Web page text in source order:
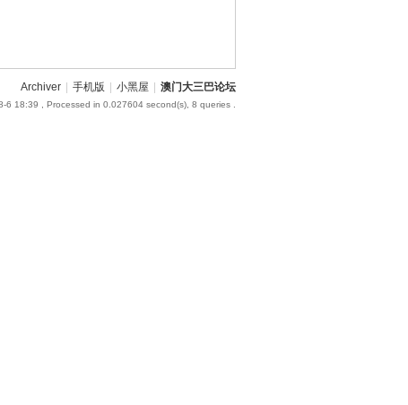
Archiver 手机版 小黑屋 澳门大三巴论坛
6 18:39 , Processed in 0.027604 second(s), 8 queries .